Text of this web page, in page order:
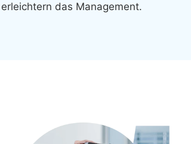
erleichtern das Management.